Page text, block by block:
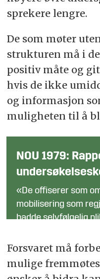
sprekere lengre.
De som møter
strukturen må i
positiv måte og
hvis de ikke
og informasjon
muligheten til å
NOU 1979:
«De offiserer som
mobilisering som
hadde selvfølgelig
gjorde det umulig å
mobiliseringsstedet
disse offiserers
Forsvaret må
mulige